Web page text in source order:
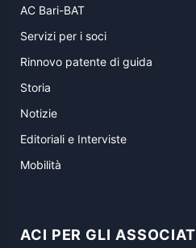
AC Bari-BAT
Servizi per i soci
Rinnovo patente di guida
Storia
Notizie
Editoriali e Interviste
Mobilità
ACI PER GLI